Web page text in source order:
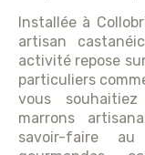
Installée à
artisan
activité repose
particuliers
vous
marrons
savoir-faire